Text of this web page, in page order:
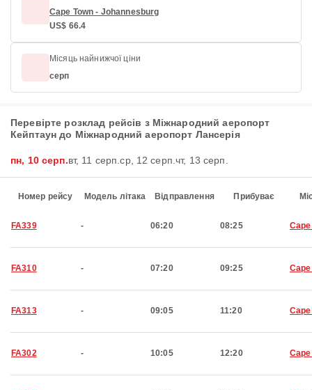
Cape Town - Johannesburg
US$ 66.4
Місяць найнижчої ціни
серп
Перевірте розклад рейсів з Міжнародний аеропорт
Кейптаун до Міжнародний аеропорт Лансерія
пн, 10 серп.вт, 11 серп.ср, 12 серп.чт, 13 серп.
Номер рейсу Модель літака Відправлення Прибуває
FA339 - 06:20 08:25
FA310 - 07:20 09:25
FA313 - 09:05 11:20
FA302 - 10:05 12:20